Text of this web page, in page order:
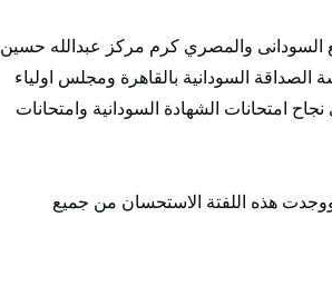
السودانى والمصري كرم مركز عبدالله حسين
الصداقة السودانية بالقاهرة ومجلس اولياء
امتحانات الشهادة السودانية وامتحانات
هذه اللفتة الاستحسان من جميع